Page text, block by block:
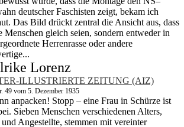
deutscher Faschisten zeigt, bekam ich
Das Bild drückt zentral die Ansicht aus, dass
Menschen gleich seien, sondern entweder in
Herrenrasse oder andere
Lorenz
ILLUSTRIERTE ZEITUNG (AIZ)
49 vom 5. Dezember 1935
anpacken! Stopp – eine Frau in Schürze ist
Sieben Menschen verschiedenen Alters,
Ange­stellte, stemmen mit vereinter